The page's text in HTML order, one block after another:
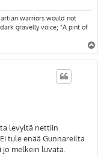
warriors would not
gravelly voice; "A pint of
levyltä nettiin
tule enää Gunnareilta
jo melkein luvata.